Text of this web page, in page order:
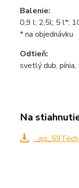
Balenie:
0,9 l; 2,5l; 5 l*;
* na objednávku
Odtieň:
svetlý dub,
Na